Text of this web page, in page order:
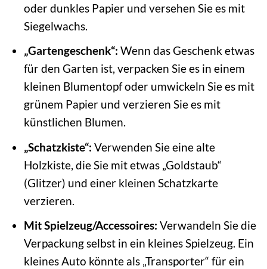
oder dunkles Papier und versehen Sie es mit
Siegelwachs.
„Gartengeschenk“: Wenn das Geschenk etwas
für den Garten ist, verpacken Sie es in einem
kleinen Blumentopf oder umwickeln Sie es mit
grünem Papier und verzieren Sie es mit
künstlichen Blumen.
„Schatzkiste“: Verwenden Sie eine alte
Holzkiste, die Sie mit etwas „Goldstaub“
(Glitzer) und einer kleinen Schatzkarte
verzieren.
Mit Spielzeug/Accessoires: Verwandeln Sie die
Verpackung selbst in ein kleines Spielzeug. Ein
kleines Auto könnte als „Transporter“ für ein